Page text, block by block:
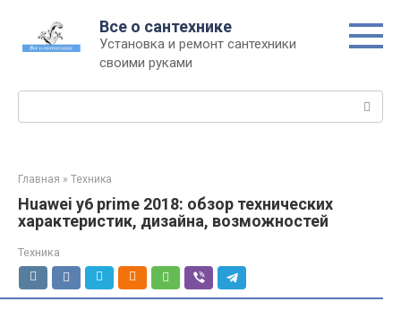
контенту
Все о сантехнике
Установка и ремонт сантехники
своими руками
Главная » Техника
Huawei y6 prime 2018: обзор технических
характеристик, дизайна, возможностей
Техника